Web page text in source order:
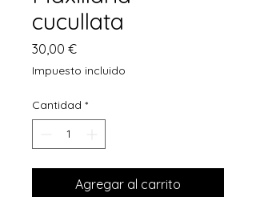
cucullata
30,00 €Precio
Impuesto incluido
Cantidad *
Agregar al carrito